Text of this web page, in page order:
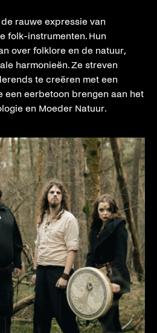
rauwe expressie van
folk-instrumenten. Hun
over folklore en de natuur,
harmonieën. Ze streven
te creëren met een
een eerbetoon brengen aan het
en Moeder Natuur.